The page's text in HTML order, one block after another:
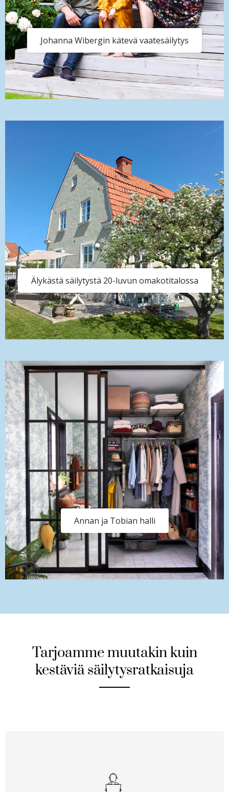
Johanna Wibergin kätevä vaatesäilytys
Älykästä säilytystä 20-luvun omakotitalossa
Annan ja Tobian halli
Tarjoamme muutakin kuin
kestäviä säilytysratkaisuja